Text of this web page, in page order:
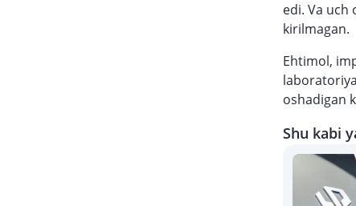
edi. Va uch
kirilmagan.
Ehtimol,
oshadigan
Shu kabi